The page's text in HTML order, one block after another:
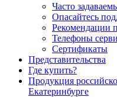
Часто
Опасайтесь
Рекомендации
Телефоны
Сертификаты
Представительства
Где купить?
Продукция
Екатеринбурге